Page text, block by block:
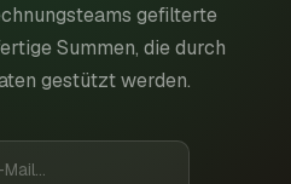
gefilterte
Summen, die durch
gestützt werden.